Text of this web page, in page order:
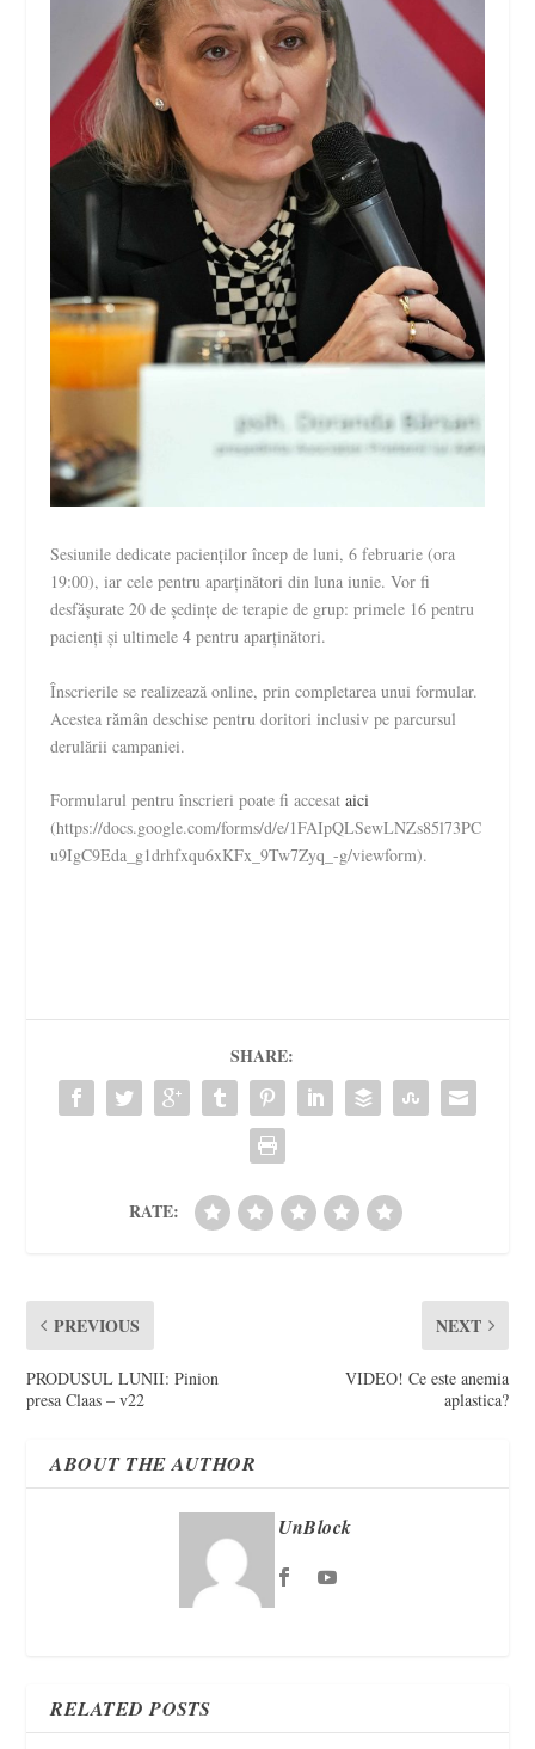
Sesiunile dedicate pacienților încep de luni, 6 februarie (ora
19:00), iar cele pentru aparținători din luna iunie. Vor fi
desfășurate 20 de ședințe de terapie de grup: primele 16 pentru
pacienți și ultimele 4 pentru aparținători.
Înscrierile se realizează online, prin completarea unui formular.
Acestea rămân deschise pentru doritori inclusiv pe parcursul
derulării campaniei.
Formularul pentru înscrieri poate fi accesataici
(https://docs.google.com/forms/d/e/1FAIpQLSewLNZs85l73PC
u9IgC9Eda_g1drhfxqu6xKFx_9Tw7Zyq_-g/viewform).
SHARE:
RATE:
PREVIOUS
PRODUSUL LUNII: Pinion
presa Claas – v22
NEXT
VIDEO! Ce este anemia
aplastica?
ABOUT THE AUTHOR
UnBlock
RELATED POSTS